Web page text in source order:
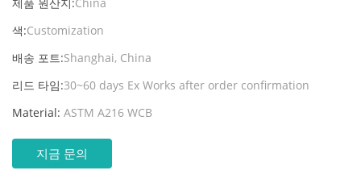
색:Customization
배송 포트:Shanghai, China
리드 타임:30~60 days Ex Works after order confirmation
Material: ASTM A216 WCB
지금 문의